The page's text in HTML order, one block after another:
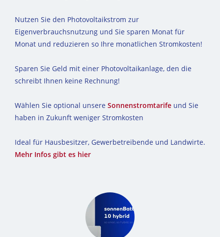
Nutzen Sie den Photovoltaikstrom zur
Eigenverbrauchsnutzung und Sie sparen Monat für
Monat und reduzieren so Ihre monatlichen Stromkosten!
Sparen Sie Geld mit einer Photovoltaikanlage, den die
schreibt Ihnen keine Rechnung!
Wählen Sie optional unsere Sonnenstromtarife und Sie
haben in Zukunft weniger Stromkosten
Ideal für Hausbesitzer, Gewerbetreibende und Landwirte.
Mehr Infos gibt es hier